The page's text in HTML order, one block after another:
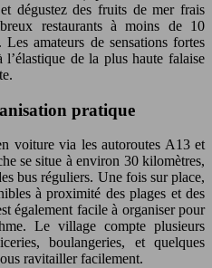
dégustez des fruits de mer frais
restaurants à moins de 10
amateurs de sensations fortes
de la plus haute falaise
pratique
voiture via les autoroutes A13 et
se situe à environ 30 kilomètres,
bus réguliers. Une fois sur place,
à proximité des plages et des
également facile à organiser pour
Le village compte plusieurs
boulangeries, et quelques
ravitailler facilement.